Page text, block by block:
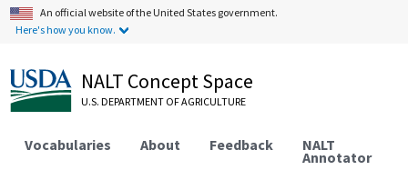
An official website of the United States government.
Here's how you know.
NALT Concept Space
U.S. DEPARTMENT OF AGRICULTURE
Vocabularies About Feedback NALT
Annotator